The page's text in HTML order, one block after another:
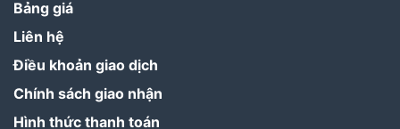
Bảng giá
Liên hệ
Điều khoản giao dịch
Chính sách giao nhận
Hình thức thanh toán